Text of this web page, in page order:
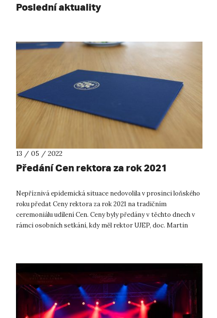
Poslední aktuality
13 / 05 / 2022
Předání Cen rektora za rok 2021
Nepříznivá epidemická situace nedovolila v prosinci loňského
roku předat Ceny rektora za rok 2021 na tradičním
ceremoniálu udílení Cen. Ceny byly předány v těchto dnech v
rámci osobních setkání, kdy měl rektor UJEP, doc. Martin